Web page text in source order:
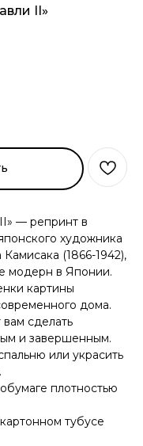
II»
— репринт в
художника
(1866-1942),
модерн в Японии.
картины
дома.
сделать
и завершенным.
или украсить
плотностью
тубусе